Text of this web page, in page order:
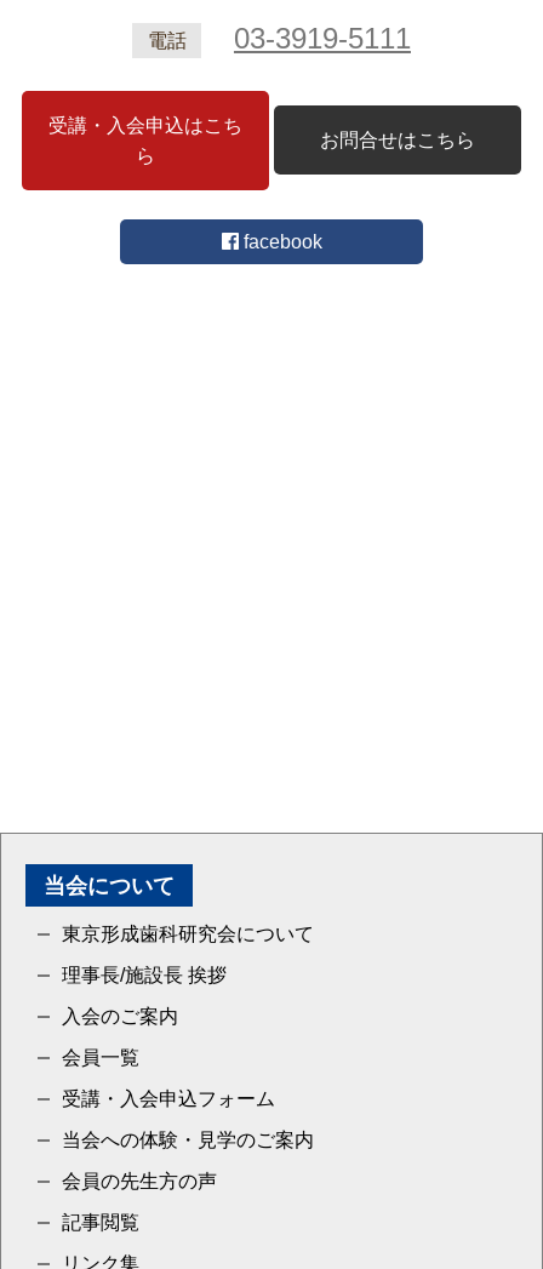
電話 03-3919-5111
受講・入会申込はこち
ら
お問合せはこちら
facebook
当会について
東京形成歯科研究会について
理事長/施設長 挨拶
入会のご案内
会員一覧
受講・入会申込フォーム
当会への体験・見学のご案内
会員の先生方の声
記事閲覧
リンク集